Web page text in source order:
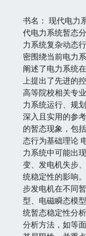
书名： 现代电力
代电力系统暂态
力系统复杂动态
密围绕当前电力
阐述了电力系统
上提出了先进的
高等院校相关专
力系统运行、规
深入且实用的参
的暂态现象，包
态行为基础理论
力系统中可能出
变、发电机失步
统稳定性的影响
步发电机在不同
型、电磁瞬态模
统暂态稳定性分
分析方法，如等